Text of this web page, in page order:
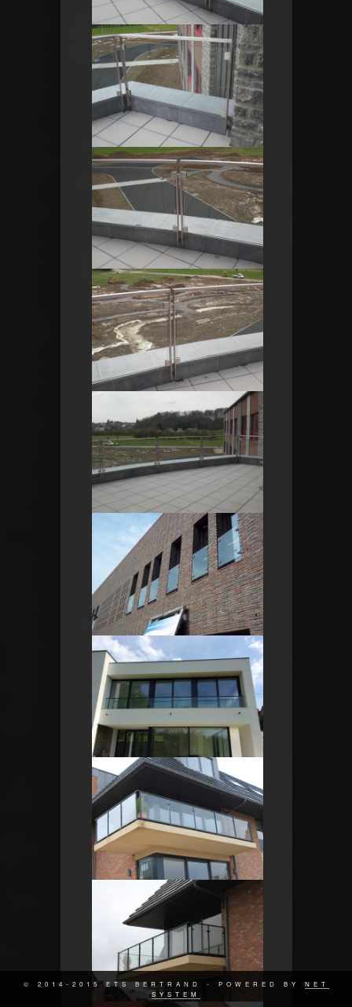
© 2014-2015 ETS BERTRAND - POWERED BY NET
SYSTEM